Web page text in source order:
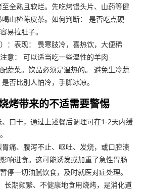
全熟且软烂。先吃烤馒头片、山药等健
山楂陈皮茶。如何判断： 是否吃点硬
易拉肚子。
：表现： 畏寒肢冷，喜热饮，大便稀
意： 可以适当吃一些温性的羊肉
配蔬菜。饮品必须是温热的。 避免生冷蔬
否比别人怕冷，手脚冰凉。
烤带来的不适需要警惕
口干，通过上述餐后调理可在1-2天内缓
痛、腹泻不止、呕吐、发烧，或口腔溃
响进食。这可能诱发或加重了急性胃肠
停一切油腻饮食，及时就医对症处理。
长期频繁、不健康地食用烧烤，是消化道